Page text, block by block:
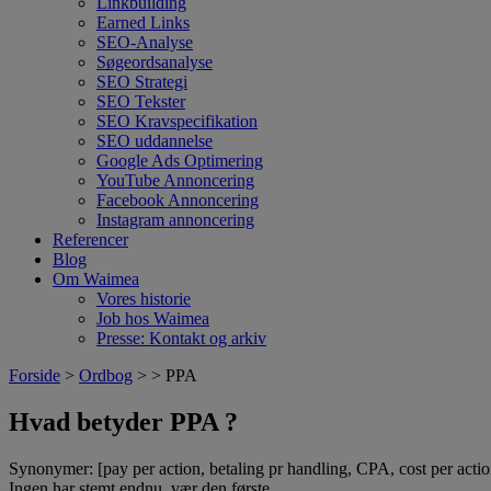
Earned Links
SEO-Analyse
Søgeordsanalyse
SEO Strategi
SEO Tekster
SEO Kravspecifikation
SEO uddannelse
Google Ads Optimering
YouTube Annoncering
Facebook Annoncering
Instagram annoncering
Referencer
Blog
Om Waimea
Vores historie
Job hos Waimea
Presse: Kontakt og arkiv
Forside > Ordbog > > PPA
Hvad betyder PPA ?
Synonymer: [pay per action, betaling pr handling, CPA, cost per